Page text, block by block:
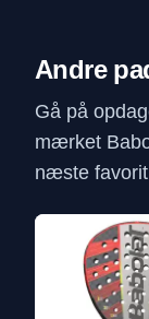
Andre
Gå på
mærket
næste